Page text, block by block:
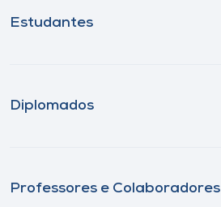
Estudantes
Diplomados
Professores e Colaboradores